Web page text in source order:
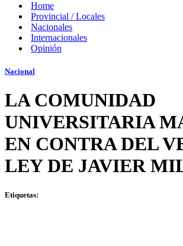
Home
Provincial / Locales
Nacionales
Internacionales
Opinión
Nacional
LA COMUNIDAD
UNIVERSITARIA
EN CONTRA DEL
LEY DE JAVIER
Etiquetas: